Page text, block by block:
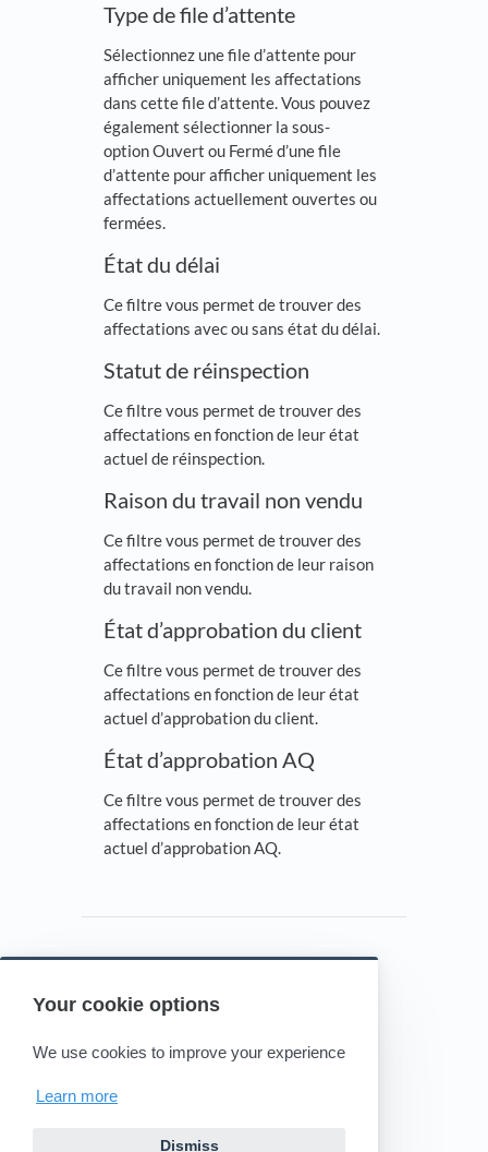
Your cookie options
We use cookies to improve your experience
Learn more
Dismiss
Type de file d’attente
Sélectionnez une file d’attente pour
afficher uniquement les affectations
dans cette file d’attente. Vous pouvez
également sélectionner la sous-
option Ouvert ou Fermé d’une file
d’attente pour afficher uniquement les
affectations actuellement ouvertes ou
fermées.
État du délai
Ce filtre vous permet de trouver des
affectations avec ou sans état du délai.
Statut de réinspection
Ce filtre vous permet de trouver des
affectations en fonction de leur état
actuel de réinspection.
Raison du travail non vendu
Ce filtre vous permet de trouver des
affectations en fonction de leur raison
du travail non vendu.
État d’approbation du client
Ce filtre vous permet de trouver des
affectations en fonction de leur état
actuel d’approbation du client.
État d’approbation AQ
Ce filtre vous permet de trouver des
affectations en fonction de leur état
actuel d’approbation AQ.
Powered by HelpDocs